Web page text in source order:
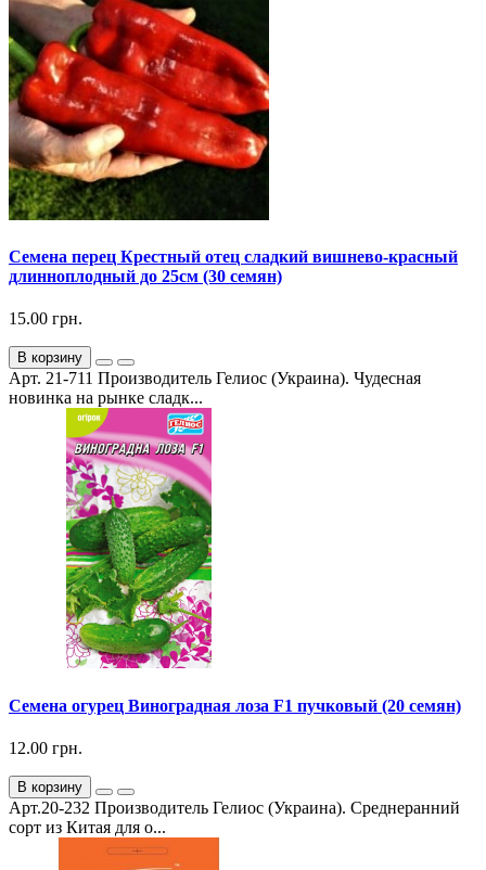
Семена перец Крестный отец сладкий вишнево-красный
длинноплодный до 25см (30 семян)
15.00 грн.
В корзину
Арт. 21-711 Производитель Гелиос (Украина). Чудесная
новинка на рынке сладк...
Семена огурец Виноградная лоза F1 пучковый (20 семян)
12.00 грн.
В корзину
Арт.20-232 Производитель Гелиос (Украина). Среднеранний
сорт из Китая для о...